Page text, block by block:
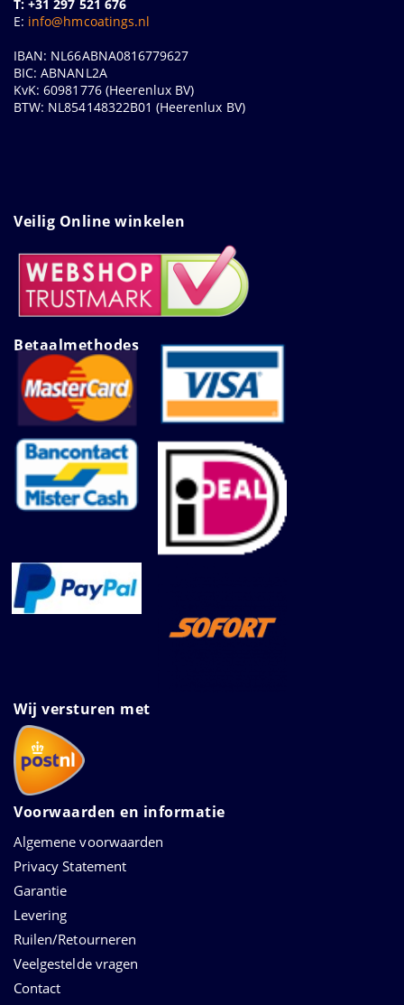
T: +31 297 521 676
E: info@hmcoatings.nl
IBAN: NL66ABNA0816779627
BIC: ABNANL2A
KvK: 60981776 (Heerenlux BV)
BTW: NL854148322B01 (Heerenlux BV)
Veilig Online winkelen
Betaalmethodes
Wij versturen met
Voorwaarden en informatie
Algemene voorwaarden
Privacy Statement
Garantie
Levering
Ruilen/Retourneren
Veelgestelde vragen
Contact